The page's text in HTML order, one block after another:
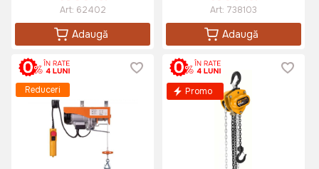
Art: 62402
Adaugă
Art: 738103
Adaugă
Reduceri Promo